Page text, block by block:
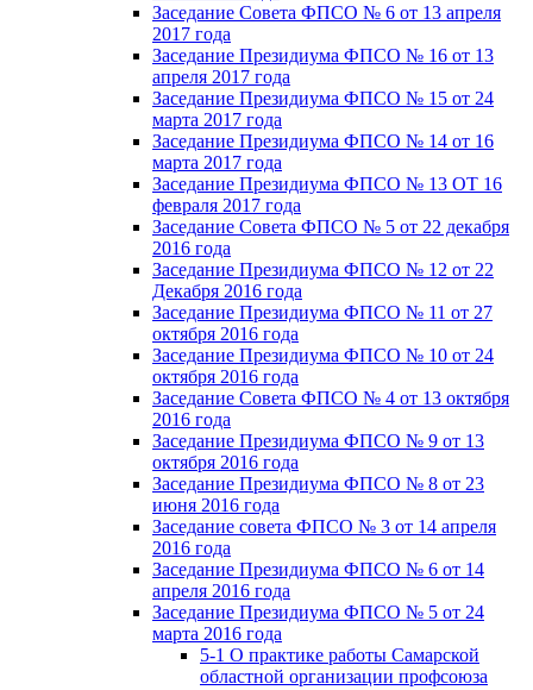
Заседание Совета ФПСО № 6 от 13 апреля
2017 года
Заседание Президиума ФПСО № 16 от 13
апреля 2017 года
Заседание Президиума ФПСО № 15 от 24
марта 2017 года
Заседание Президиума ФПСО № 14 от 16
марта 2017 года
Заседание Президиума ФПСО № 13 ОТ 16
февраля 2017 года
Заседание Совета ФПСО № 5 от 22 декабря
2016 года
Заседание Президиума ФПСО № 12 от 22
Декабря 2016 года
Заседание Президиума ФПСО № 11 от 27
октября 2016 года
Заседание Президиума ФПСО № 10 от 24
октября 2016 года
Заседание Совета ФПСО № 4 от 13 октября
2016 года
Заседание Президиума ФПСО № 9 от 13
октября 2016 года
Заседание Президиума ФПСО № 8 от 23
июня 2016 года
Заседание совета ФПСО № 3 от 14 апреля
2016 года
Заседание Президиума ФПСО № 6 от 14
апреля 2016 года
Заседание Президиума ФПСО № 5 от 24
марта 2016 года
5-1 О практике работы Самарской
областной организации профсоюза